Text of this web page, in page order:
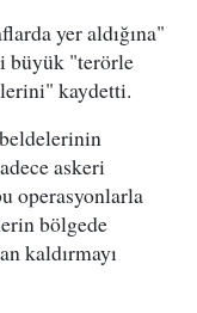
yer aldığına"
büyük "terörle
kaydetti.
askeri
operasyonlarla
bölgede
kaldırmayı